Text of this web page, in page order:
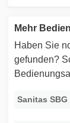
Mehr
Haben Sie
gefunden?
Sanitas SBG